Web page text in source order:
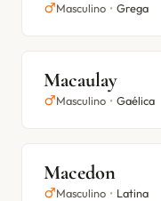
Masculino • Grega
Macaulay
Masculino • Gaélica
Macedon
Masculino • Latina